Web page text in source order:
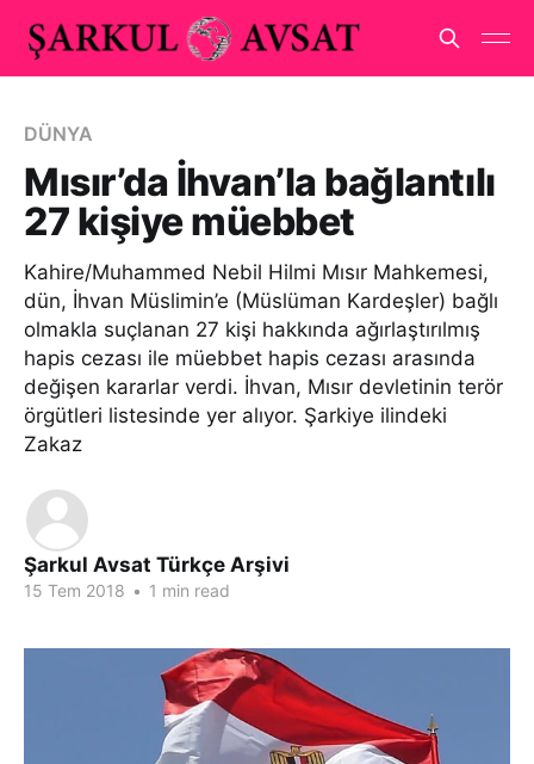
DÜNYA
Mısır’da İhvan’la bağlantılı
27 kişiye müebbet
Kahire/Muhammed Nebil Hilmi Mısır Mahkemesi,
dün, İhvan Müslimin’e (Müslüman Kardeşler) bağlı
olmakla suçlanan 27 kişi hakkında ağırlaştırılmış
hapis cezası ile müebbet hapis cezası arasında
değişen kararlar verdi. İhvan, Mısır devletinin terör
örgütleri listesinde yer alıyor. Şarkiye ilindeki
Zakaz
Şarkul Avsat Türkçe Arşivi
15 Tem 2018 • 1 min read